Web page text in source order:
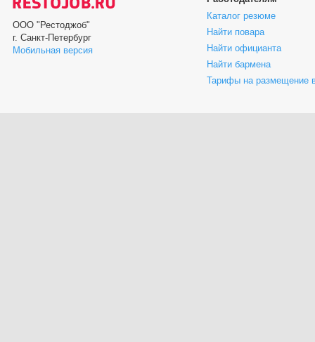
ООО "Рестоджоб"
г. Санкт-Петербург
Мобильная версия
Каталог резюме
Найти повара
Найти официанта
Найти бармена
Тарифы на размещение